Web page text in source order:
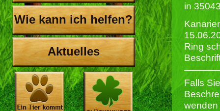
Wie kann ich helfen?
Aktuelles
in
Ring
Falls
wenden